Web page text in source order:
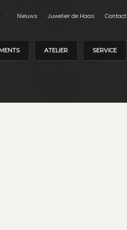
Nieuws Juwelier de Haas Contact
ATELIER SERVICE